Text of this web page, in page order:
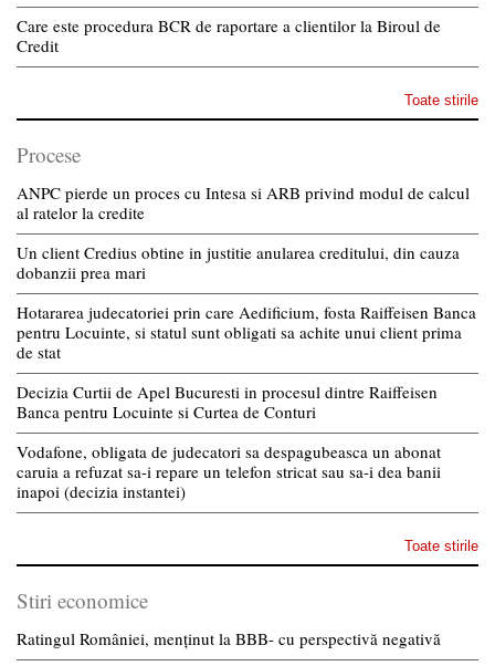
Care este procedura BCR de raportare a clientilor la Biroul de
Credit
Toate stirile
Procese
ANPC pierde un proces cu Intesa si ARB privind modul de calcul
al ratelor la credite
Un client Credius obtine in justitie anularea creditului, din cauza
dobanzii prea mari
Hotararea judecatoriei prin care Aedificium, fosta Raiffeisen Banca
pentru Locuinte, si statul sunt obligati sa achite unui client prima
de stat
Decizia Curtii de Apel Bucuresti in procesul dintre Raiffeisen
Banca pentru Locuinte si Curtea de Conturi
Vodafone, obligata de judecatori sa despagubeasca un abonat
caruia a refuzat sa-i repare un telefon stricat sau sa-i dea banii
inapoi (decizia instantei)
Toate stirile
Stiri economice
Ratingul României, menținut la BBB- cu perspectivă negativă